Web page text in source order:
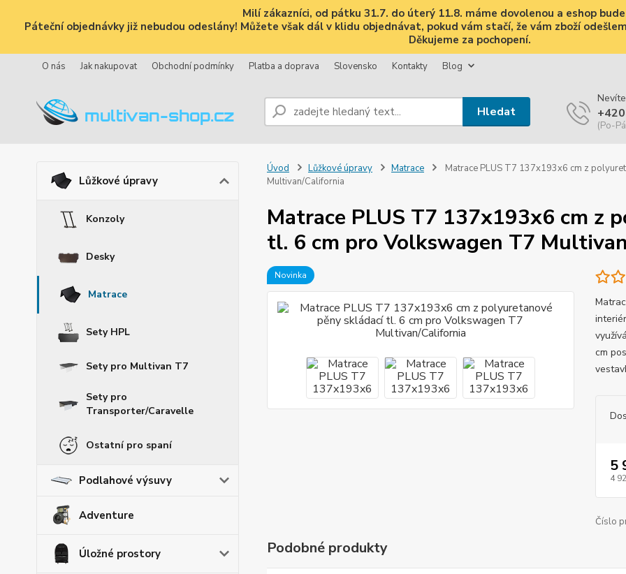
Milí zákazníci, od pátku 31.7. do úterý 11.8. máme dovolenou a eshop
Páteční objednávky již nebudou odeslány! Můžete však dál v klidu objednávat, pokud vám stačí, že vám zboží
Děkujeme za pochopení.
O nás Jak nakupovat Obchodní podmínky Platba a doprava Slovensko Kontakty Blog
Hledat
(Po-
Lůžkové úpravy
Konzoly
Desky
Matrace
Sety HPL
Sety pro Multivan T7
Sety pro
Transporter/Caravelle
Ostatní pro spaní
Podlahové výsuvy
Adventure
Úložné prostory
Úvod Lůžkové úpravy Matrace
Matrace PLUS T7 137x193x6 cm z
Multivan/California
Matrace PLUS T7 137x193x6 cm z
tl. 6 cm pro Volkswagen T7
Novinka
cm
5
4
Číslo
Podobné produkty